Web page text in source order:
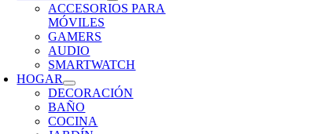
ACCESORIOS PARA
MÓVILES
GAMERS
AUDIO
SMARTWATCH
HOGAR
DECORACIÓN
BAÑO
COCINA